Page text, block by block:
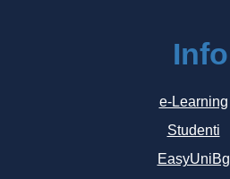
Info
e-Learning
Studenti
EasyUniBg